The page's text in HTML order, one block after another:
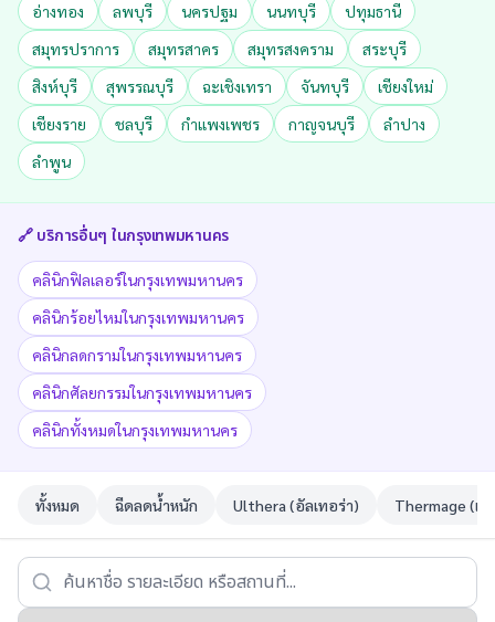
อ่างทอง ลพบุรี นครปฐม นนทบุรี
ปทุมธานี
สมุทรปราการ
สมุทรสาคร สมุทรสงคราม
สระบุรี
สิงห์บุรี
สุพรรณบุรี ฉะเชิงเทรา จันทบุรี
เชียงใหม่
เชียงราย
ชลบุรี กำแพงเพชร กาญจนบุรี
ลำปาง
ลำพูน
🔗 บริการอื่นๆ ในกรุงเทพมหานคร
คลินิกฟิลเลอร์ในกรุงเทพมหานคร
คลินิกร้อยไหมในกรุงเทพมหานคร
คลินิกลดกรามในกรุงเทพมหานคร
คลินิกศัลยกรรมในกรุงเทพมหานคร
คลินิกทั้งหมดในกรุงเทพมหานคร
ทั้งหมด ฉีดลดน้ำหนัก Ulthera (อัลเทอร่า) Thermage (เท